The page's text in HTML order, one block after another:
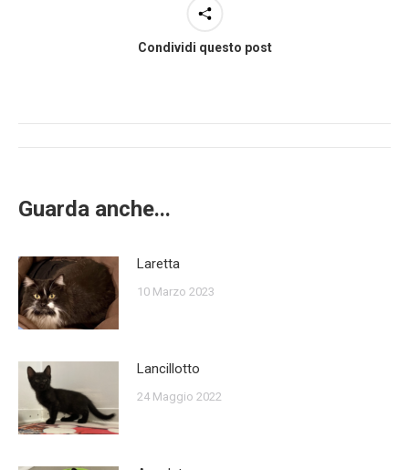
Condividi questo post
Post
Guarda anche...
Laretta
10 Marzo 2023
Lancillotto
24 Maggio 2022